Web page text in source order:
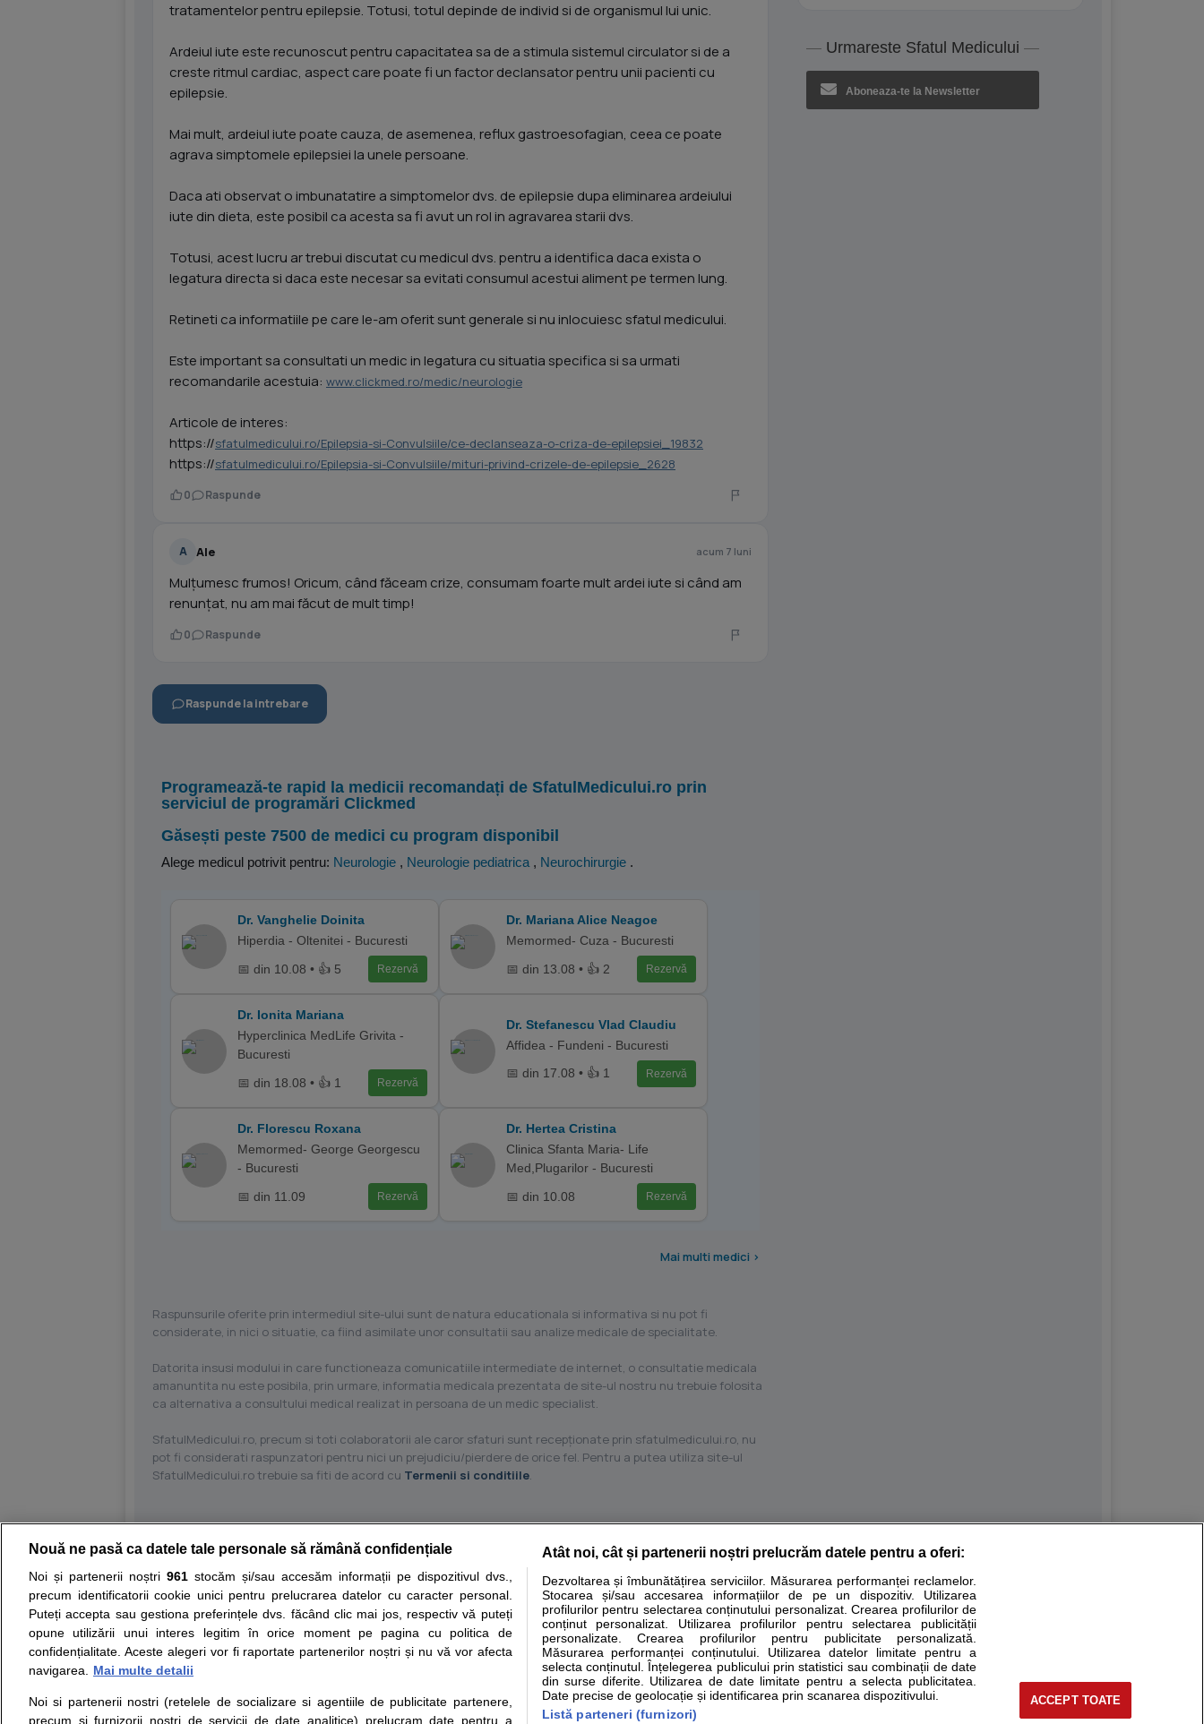
tratamentelor pentru epilepsie. Totusi, totul depinde de individ si de organismul lui unic.
Ardeiul iute este recunoscut pentru capacitatea sa de a stimula sistemul circulator si de a
creste ritmul cardiac, aspect care poate fi un factor declansator pentru unii pacienti cu
epilepsie.
Mai mult, ardeiul iute poate cauza, de asemenea, reflux gastroesofagian, ceea ce poate
agrava simptomele epilepsiei la unele persoane.
Daca ati observat o imbunatatire a simptomelor dvs. de epilepsie dupa eliminarea ardeiului
iute din dieta, este posibil ca acesta sa fi avut un rol in agravarea starii dvs.
Totusi, acest lucru ar trebui discutat cu medicul dvs. pentru a identifica daca exista o
legatura directa si daca este necesar sa evitati consumul acestui aliment pe termen lung.
Retineti ca informatiile pe care le-am oferit sunt generale si nu inlocuiesc sfatul medicului.
Este important sa consultati un medic in legatura cu situatia specifica si sa urmati
recomandarile acestuia: www.clickmed.ro/medic/neurologie
Articole de interes:
https://sfatulmedicului.ro/Epilepsia-si-Convulsiile/ce-declanseaza-o-criza-de-epilepsiei_19832
https://sfatulmedicului.ro/Epilepsia-si-Convulsiile/mituri-privind-crizele-de-epilepsie_2628
0 Raspunde
A Ale acum 7 luni
Mulțumesc frumos! Oricum, când făceam crize, consumam foarte mult ardei iute si când am
renunțat, nu am mai făcut de mult timp!
0 Raspunde
Raspunde la intrebare
Programează-te rapid la medicii recomandați de SfatulMedicului.ro prin
serviciul de programări Clickmed
Găsești peste 7500 de medici cu program disponibil
Alege medicul potrivit pentru: Neurologie , Neurologie pediatrica , Neurochirurgie .
Dr. Vanghelie Doinita
Hiperdia - Oltenitei - Bucuresti
📅 din 10.08 • 👍 5
Rezervă
Dr. Mariana Alice Neagoe
Memormed- Cuza - Bucuresti
📅 din 13.08 • 👍 2
Rezervă
Dr. Ionita Mariana
Hyperclinica MedLife Grivita -
Bucuresti
📅 din 18.08 • 👍 1
Rezervă
Dr. Stefanescu Vlad Claudiu
Affidea - Fundeni - Bucuresti
📅 din 17.08 • 👍 1
Rezervă
Dr. Florescu Roxana
Memormed- George Georgescu
- Bucuresti
📅 din 11.09
Rezervă
Dr. Hertea Cristina
Clinica Sfanta Maria- Life
Med,Plugarilor - Bucuresti
📅 din 10.08
Rezervă
Mai multi medici >
Raspunsurile oferite prin intermediul site-ului sunt de natura educationala si informativa si nu pot fi
considerate, in nici o situatie, ca fiind asimilate unor consultatii sau analize medicale de specialitate.
Datorita insusi modului in care functioneaza comunicatiile intermediate de internet, o consultatie medicala
amanuntita nu este posibila, prin urmare, informatia medicala prezentata de site-ul nostru nu trebuie folosita
ca alternativa a consultului medical realizat in persoana de un medic specialist.
SfatulMedicului.ro, precum si toti colaboratorii ale caror sfaturi sunt recepţionate prin sfatulmedicului.ro, nu
pot fi considerati raspunzatori pentru nici un prejudiciu/pierdere de orice fel. Pentru a putea utiliza site-ul
SfatulMedicului.ro trebuie sa fiti de acord cu Termenii si conditiile.
Urmareste Sfatul Medicului
Aboneaza-te la Newsletter
Resurse: Autoevaluare simptome Interpretare analize Specialitati medicale
Opiniile avizate ale medicilor, sfaturile si orice alte informatii despre sanatate disponibile pe sfatulmedicului.ro au scop informativ si educational. Ele nu pot substitui consultul medical direct si
nici diagnosticul stabilit in urma investigatiilor si analizelor medicale. Va sfatuim, ca pe langa informatia primita pe sfatulmedicului.ro sa consultati fie medicul Dvs., fie unul dintre medicii pe care
ii punem la dispozitie pentru programare in sistemul de programari la medic Clickmed.
Despre noi
Termeni si conditii
Drepturile consumatorului
Protectia consumatorilor -
Parteneri
Inscriere clinica
Pentru pacient
Nouă ne pasă ca datele tale personale să rămână confidențiale
Noi și partenerii noștri 961stocăm și/sau accesăm informații pe dispozitivul dvs.,
precum identificatorii cookie unici pentru prelucrarea datelor cu caracter personal.
Puteți accepta sau gestiona preferințele dvs. făcând clic mai jos, respectiv vă puteți
opune utilizării unui interes legitim în orice moment pe pagina cu politica de
confidențialitate. Aceste alegeri vor fi raportate partenerilor noștri și nu vă vor afecta
navigarea.
Mai multe detalii
Noi si partenerii nostri (retelele de socializare si agentiile de publicitate partenere,
precum si furnizorii nostri de servicii de date analitice) prelucram date pentru a
Atât noi, cât și partenerii noștri prelucrăm datele pentru a oferi:
Dezvoltarea și îmbunătățirea serviciilor. Măsurarea performanței reclamelor.
Stocarea și/sau accesarea informațiilor de pe un dispozitiv. Utilizarea
profilurilor pentru selectarea conținutului personalizat. Crearea profilurilor de
conținut personalizat. Utilizarea profilurilor pentru selectarea publicității
personalizate. Crearea profilurilor pentru publicitate personalizată.
Măsurarea performanței conținutului. Utilizarea datelor limitate pentru a
selecta conținutul. Înțelegerea publicului prin statistici sau combinații de date
din surse diferite. Utilizarea de date limitate pentru a selecta publicitatea.
Date precise de geolocație și identificarea prin scanarea dispozitivului.
Listă parteneri (furnizori)
ACCEPT TOATE